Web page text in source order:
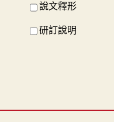
說文釋形
研訂說明